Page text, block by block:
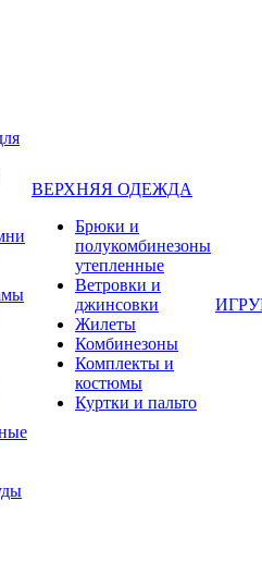
ВЕРХНЯЯ ОДЕЖДА
Брюки и
полукомбинезоны
утепленные
Ветровки и
джинсовки
Жилеты
Комбинезоны
Комплекты и
костюмы
Куртки и пальто